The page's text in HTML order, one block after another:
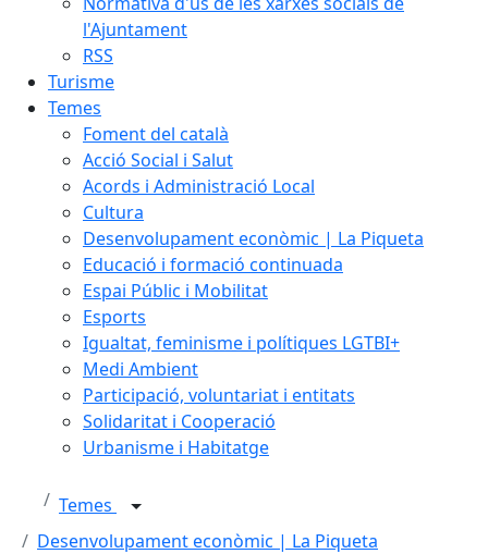
l'Ajuntament
RSS
Turisme
Temes
Foment del català
Acció Social i Salut
Acords i Administració Local
Cultura
Desenvolupament econòmic | La Piqueta
Educació i formació continuada
Espai Públic i Mobilitat
Esports
Igualtat, feminisme i polítiques LGTBI+
Medi Ambient
Participació, voluntariat i entitats
Solidaritat i Cooperació
Urbanisme i Habitatge
Temes
Desenvolupament econòmic | La Piqueta